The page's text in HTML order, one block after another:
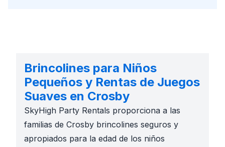
Brincolines para Niños
Pequeños y Rentas de Juegos
Suaves en Crosby
SkyHigh Party Rentals proporciona a las
familias de Crosby brincolines seguros y
apropiados para la edad de los niños